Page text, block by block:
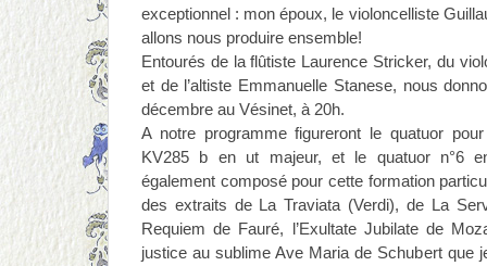
exceptionnel : mon époux, le violoncelliste
allons nous produire ensemble!
Entourés de la flûtiste Laurence Stricker, du
et de l’altiste Emmanuelle Stanese, nous
décembre au Vésinet, à 20h.
A notre programme figureront le quatuor
KV285 b en ut majeur, et le quatuor n°6
également composé pour cette formation
des extraits de La Traviata (Verdi), de La
Requiem de Fauré, l’Exultate Jubilate de
justice au sublime Ave Maria de Schubert que